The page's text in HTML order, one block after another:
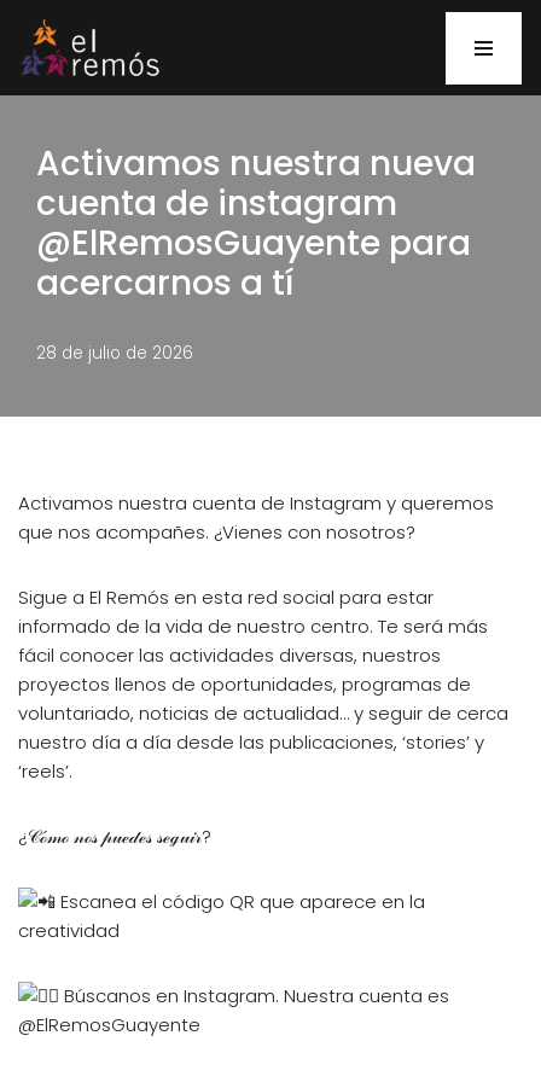
Saltar
al
Activamos nuestra nueva
cuenta de instagram
@ElRemosGuayente para
acercarnos a tí
28 de julio de 2026
Activamos nuestra cuenta de Instagram y queremos
que nos acompañes. ¿Vienes con nosotros?
Sigue a El Remós en esta red social para estar
informado de la vida de nuestro centro. Te será más
fácil conocer las actividades diversas, nuestros
proyectos llenos de oportunidades, programas de
voluntariado, noticias de actualidad… y seguir de cerca
nuestro día a día desde las publicaciones, ‘stories’ y
‘reels’.
¿𝒞ℴ́𝓂ℴ 𝓃ℴ𝓈 𝓅𝓊ℯ𝒹ℯ𝓈 𝓈ℯℊ𝓊𝒾𝓇?
Escanea el código QR que aparece en la
creatividad
Búscanos en Instagram. Nuestra cuenta es
@ElRemosGuayente